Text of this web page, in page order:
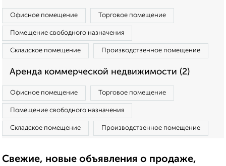
Офисное помещение Торговое помещение
Помещение свободного назначения
Складское помещение Производственное помещение
Аренда коммерческой недвижимости (2)
Офисное помещение Торговое помещение
Помещение свободного назначения
Складское помещение Производственное помещение
Свежие, новые объявления о продаже,